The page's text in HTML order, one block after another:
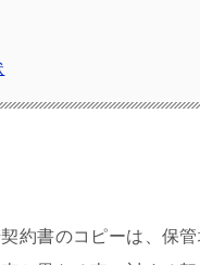
約書のコピーは、保